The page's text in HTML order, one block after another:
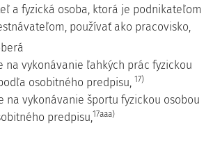
a fyzická osoba, ktorá je podnikateľom
používať ako pracovisko,
na vykonávanie ľahkých prác fyzickou
osobitného predpisu, 17)
na vykonávanie športu fyzickou osobou
predpisu,17aaa)